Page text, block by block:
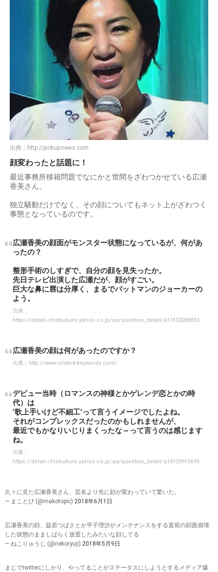
出典： http://pickup-news.com
顔変わったと話題に！
最近事務所移籍問題でなにかと世間をざわつかせている広瀬
香美さん。
独立騒動だけでなく、その顔についてもネット上がざわつく
事態となっているのです。
広瀬香美の顔面がモンスター状態になっているが、何があ
ったの？
整形手術のしすぎで、自分の顔を見失ったか。
先日テレビ出演した広瀬だが、顔がすごい。
巨大な鼻に唇は分厚く、まるでバットマンのジョーカーの
よう。
出典：
https://detail.chiebukuro.yahoo.co.jp/qa/question_detail/q13153286833
広瀬香美の顔は何があったのですか？
出典： http://www.related-keywords.com/
デビュー当時（ロマンスの神様とかゲレンデ恋とかの時
代）は
’歌上手いけど不細工’って言うイメージでしたよね。
それがコンプレックスだったのかもしれませんが、
最近でもかなりいじりまくったな～って言うのは感じます
ね。
出典：
https://detail.chiebukuro.yahoo.co.jp/qa/question_detail/q14139915699
久々に見た広瀬香美さん、芸名より先に顔が変わっていて驚いた。
— まことぴ (@makotopic) 2018年6月1日
広瀬香美の顔、益若つばさとか平子理沙がメンテナンスをする直前の顔面崩壊
した状態のまましばらく放置したみたいな顔してる
— ねこりゅうじ (@nekoryuji) 2018年5月9日
まじでtwitterにしかり、やってることがステータスにしようとするメディア爆